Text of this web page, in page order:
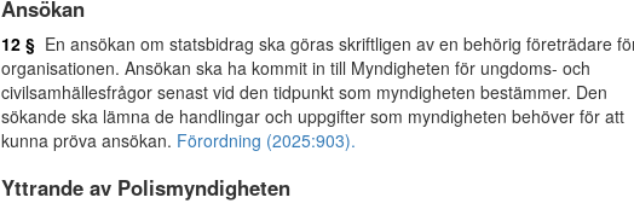
Ansökan
12 § En ansökan om statsbidrag ska göras skriftligen av en behörig företrädare
organisationen. Ansökan ska ha kommit in till Myndigheten för ungdoms- och
civilsamhällesfrågor senast vid den tidpunkt som myndigheten bestämmer. Den
sökande ska lämna de handlingar och uppgifter som myndigheten behöver för att
kunna pröva ansökan. Förordning (2025:903).
Yttrande av Polismyndigheten